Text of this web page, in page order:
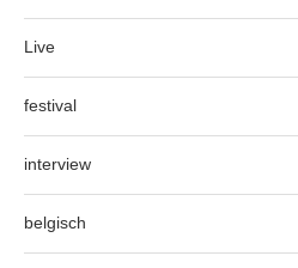
Live
festival
interview
belgisch